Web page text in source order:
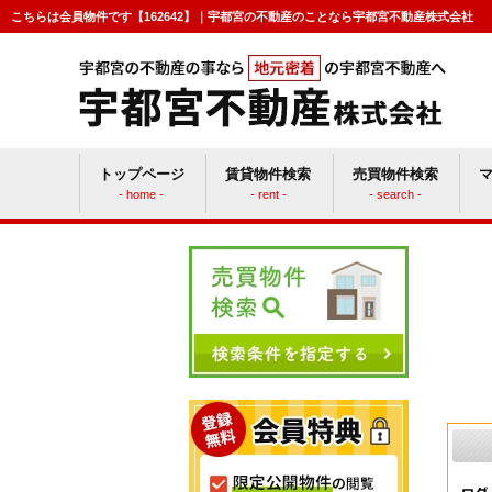
こちらは会員物件です【162642】｜宇都宮の不動産のことなら宇都宮不動産株式会社
トップページ
- home -
賃貸物件検索
- rent -
売買物件検索
- search -
賃貸vs持ち家